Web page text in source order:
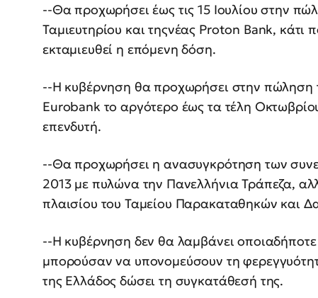
--Θα προχωρήσει έως τις 15 Ιουλίου στην
Ταμιευτηρίου και τηςνέας Proton Bank,
εκταμιευθεί η επόμενη δόση.
--Η κυβέρνηση θα προχωρήσει στην πώληση
Eurobank το αργότερο έως τα τέλη
επενδυτή.
--Θα προχωρήσει η ανασυγκρότηση των
2013 με πυλώνα την Πανελλήνια Τράπεζα,
πλαισίου του Ταμείου Παρακαταθηκών και
--Η κυβέρνηση δεν θα λαμβάνει
μπορούσαν να υπονομεύσουν τη
της Ελλάδος δώσει τη συγκατάθεσή της.